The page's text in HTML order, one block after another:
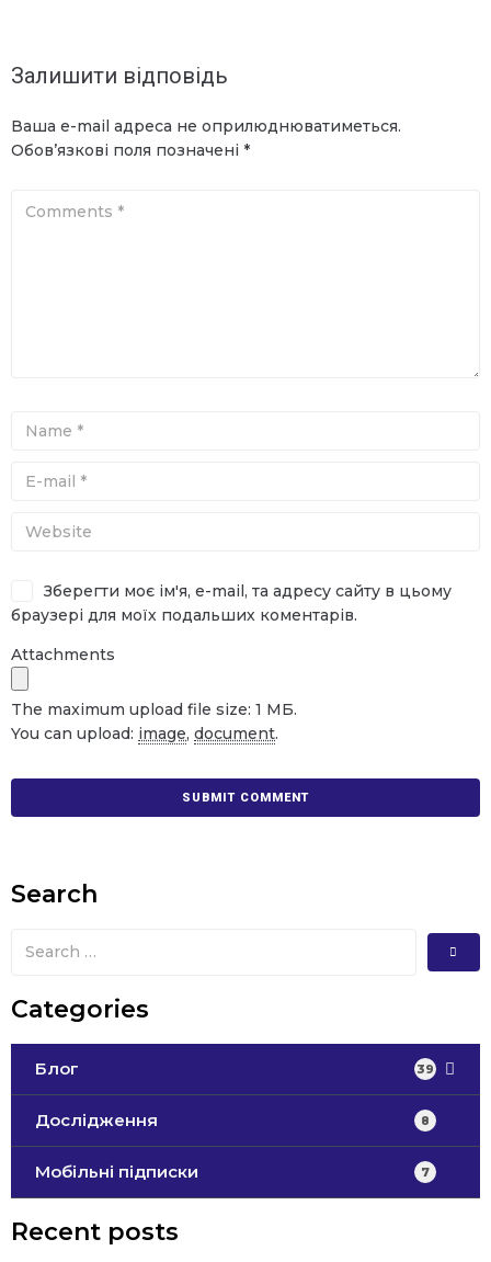
Залишити відповідь
Ваша e-mail адреса не оприлюднюватиметься.
Обов’язкові поля позначені *
Зберегти моє ім'я, e-mail, та адресу сайту в цьому
браузері для моїх подальших коментарів.
Attachments
The maximum upload file size: 1 МБ.
You can upload: image, document.
Search
Categories
Блог 39
Дослідження 8
Мобільні підписки 7
Recent posts